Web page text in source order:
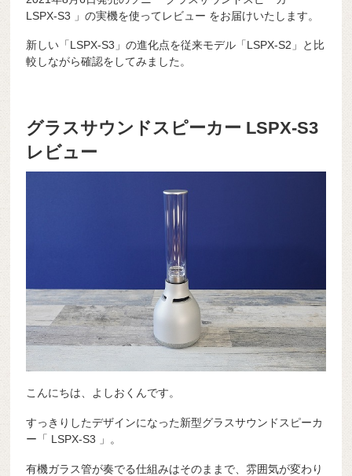
LSPX-S3 」の実機を使ってレビュー をお届けいたします。
新しい「LSPX-S3」の進化点を従来モデル「LSPX-S2」と比
較しながら確認をしてみました。
グラスサウンドスピーカー LSPX-S3
レビュー
こんにちは、よしおくんです。
すっきりしたデザインになった新型グラスサウンドスピーカ
ー「 LSPX-S3 」。
有機ガラス管が奏でる仕組みはそのままで、雰囲気が変わり